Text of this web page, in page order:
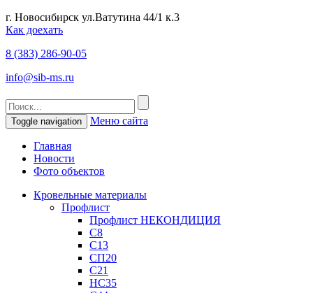
г. Новосибирск ул.Ватутина 44/1 к.3
Как доехать
8 (383) 286-90-05
info@sib-ms.ru
Toggle navigation Меню сайта
Главная
Новости
Фото объектов
Кровельные материалы
Профлист
Профлист НЕКОНДИЦИЯ
С8
С13
СП20
С21
НС35